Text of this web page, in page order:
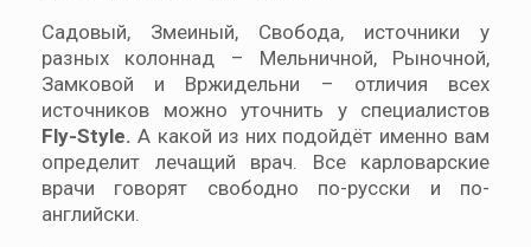
Садовый, Змеиный, Свобода, источники у
разных колоннад – Мельничной, Рыночной,
Замковой и Вржидельни – отличия всех
источников можно уточнить у специалистов
Fly-Style. А какой из них подойдёт именно вам
определит лечащий врач. Все карловарские
врачи говорят свободно по-русски и по-
английски.